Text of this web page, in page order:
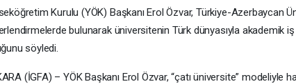
Kurulu (YÖK) Başkanı Erol Özvar, Türkiye-Azerbaycan
bulunarak üniversitenin Türk dünyasıyla akademik
söyledi.
(İGFA) – YÖK Başkanı Erol Özvar, “çatı üniversite” modeliyle